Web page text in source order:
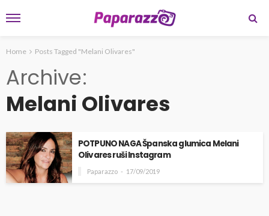
Home Posts Tagged "Melani Olivares"
Archive
Melani Olivares
POTPUNO NAGA Španska glumica Melani
Olivares ruši Instagram
Paparazzo 17/09/2019